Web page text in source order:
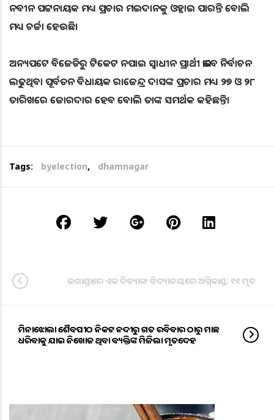
ନବୀନ ପଟ୍ଟନାୟକ ମଧ୍ୟ ପ୍ରଚାର ମଇଦାନକୁ ଓହ୍ଲାଇ ପାରନ୍ତି ବୋଲି
ମଧ୍ୟ ଚର୍ଚ୍ଚା ହେଉଛି।
ଅନ୍ୟପଟେ ବିଜେଡିରୁ ଟିକେଟ ନପାଇ ସ୍ଵାଧୀନ ପ୍ରାର୍ଥୀ ଭାବେ ନିର୍ବାଚନ
ଲଢୁଥିବା ପୂର୍ବତନ ବିଧାୟକ ରାଜେନ୍ଦ୍ର ଦାସଙ୍କ ପ୍ରଚାର ମଧ୍ୟ ୨୭ ଓ ୨୮
ତାରିଖରେ ଜୋରଦାର ହେବ ବୋଲି ତାଙ୍କ ସମର୍ଥକ କହିଛନ୍ତି।
Tags: byelection, dhamnagar
ଉଗାଣ୍ଡାରେ ଏକ ଦିବ୍ୟାଙ୍ଗ ବିଦ୍ୟାଳୟରେ ଅଗ୍ନିକାଣ୍ଡ: ୧୧ ମୃତ
ମିନାଝୋଲା ଶୈବପୀଠ ନିକଟ ନଦୀରୁ ଗତ ରବିବାର ଠାରୁ ମାଛ
ଧରିବାକୁ ଯାଇ ନିଖୋଜ ଥିବା ବ୍ୟକ୍ତିଙ୍କ ମିଳିଲା ମୃତଦେହ